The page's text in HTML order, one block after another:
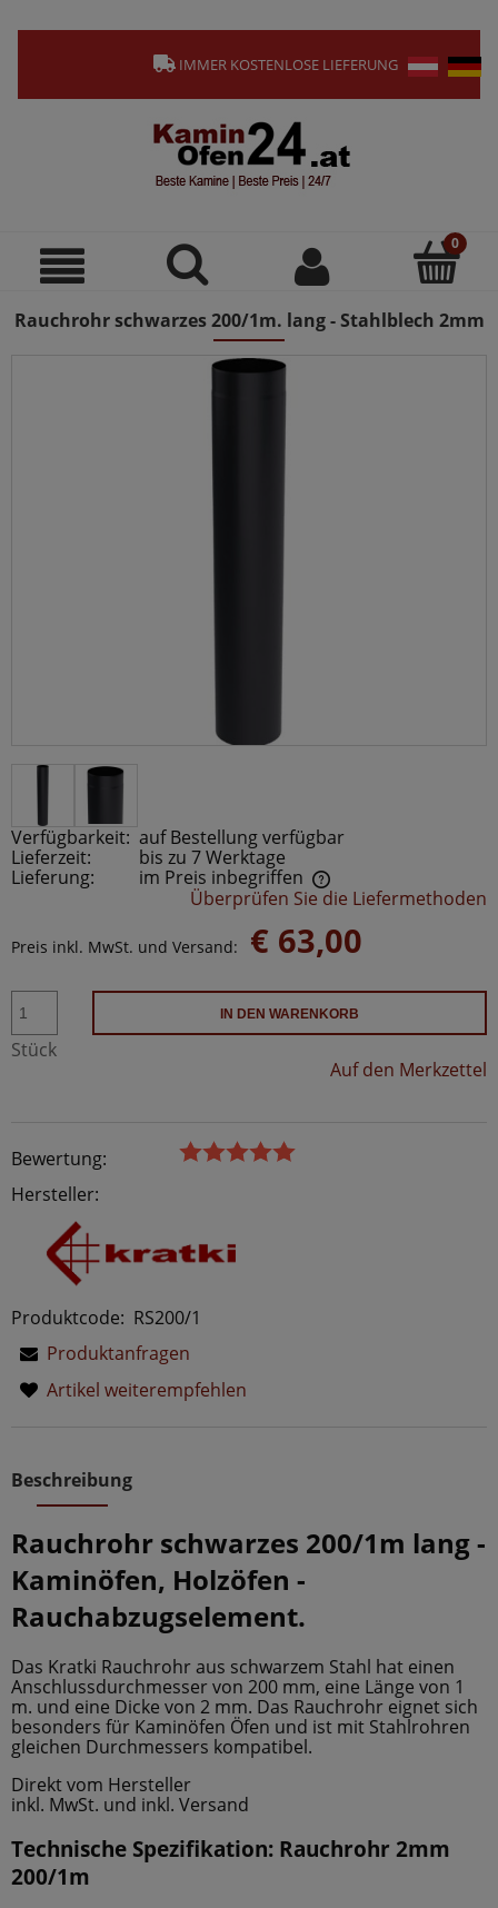
IMMER KOSTENLOSE LIEFERUNG
Rauchrohr schwarzes 200/1m. lang - Stahlblech 2mm
Verfügbarkeit: auf Bestellung verfügbar
Lieferzeit:
bis zu 7 Werktage
Lieferung:
im Preis inbegriffen
Der Preis beinhaltet keine möglichen Zahlungskosten
Überprüfen Sie die Liefermethoden
Preis inkl. MwSt. und Versand: € 63,00
Stück
IN DEN WARENKORB
Auf den Merkzettel
Bewertung:
Hersteller:
Produktcode: RS200/1
Produktanfragen
Artikel weiterempfehlen
Beschreibung
Rauchrohr schwarzes 200/1m lang -
Kaminöfen, Holzöfen -
Rauchabzugselement.
Das Kratki Rauchrohr aus schwarzem Stahl hat einen
Anschlussdurchmesser von 200 mm, eine Länge von 1
m. und eine Dicke von 2 mm. Das Rauchrohr eignet sich
besonders für Kaminöfen Öfen und ist mit Stahlrohren
gleichen Durchmessers kompatibel.
Direkt vom Hersteller
inkl. MwSt. und inkl. Versand
Technische Spezifikation: Rauchrohr 2mm
200/1m